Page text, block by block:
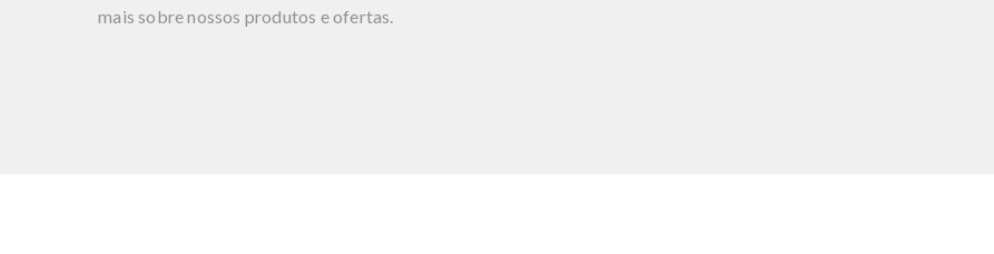
mais sobre nossos produtos e ofertas.